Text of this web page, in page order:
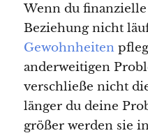
Wenn du
Beziehung nicht
Gewohnheiten
anderweitigen
verschließe nicht
länger du deine
größer werden sie